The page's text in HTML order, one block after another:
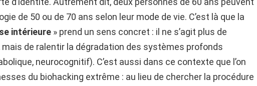
de 50 ou de 70 ans selon leur mode de vie. C’est là que la
intérieure » prend un sens concret : il ne s’agit plus de
mais de ralentir la dégradation des systèmes profonds
neurocognitif). C’est aussi dans ce contexte que l’on
du biohacking extrême : au lieu de chercher la procédure